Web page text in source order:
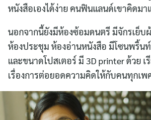
หนังสือเองได้ง่าย คนฟินแลนด์เขาคิดมา
นอกจากนี้ยังมีห้องซ้อมดนตรี มีจักรเย็บ
ห้องประชุม ห้องอ่านหนังสือ มีโซนพริ้น
และขนาดโปสเตอร์ มี 3D printer ด้วย เ
เรื่องการต่อยอดความคิดให้กับคนทุกเพ